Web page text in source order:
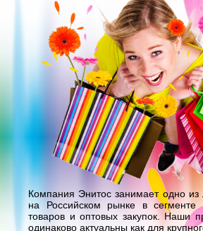
Компания Энитос занимает одно
на Российском рынке в сегменте
товаров и оптовых закупок. Наши
одинаково актуальны как для